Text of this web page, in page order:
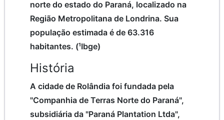
norte do estado do Paraná, localizado na
Região Metropolitana de Londrina. Sua
população estimada é de 63.316
habitantes. (¹Ibge)
História
A cidade de Rolândia foi fundada pela
"Companhia de Terras Norte do Paraná",
subsidiária da "Paraná Plantation Ltda",